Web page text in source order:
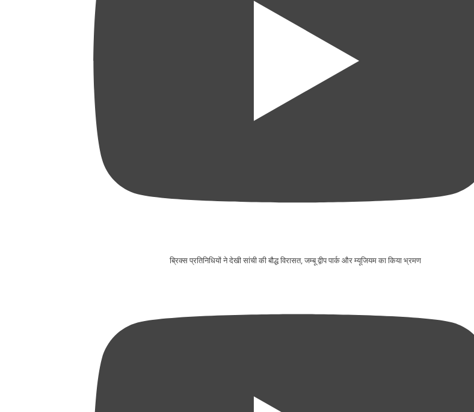
ब्रिक्स प्रतिनिधियों ने देखी सांची की बौद्ध विरासत, जम्बू द्वीप पार्क और म्यूजियम का किया भ्रमण